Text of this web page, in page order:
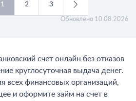
1 2 3
Обновлено 10.08.2026
счет онлайн без отказов
круглосуточная выдача денег.
всех финансовых организаций,
и оформите займ на счет в